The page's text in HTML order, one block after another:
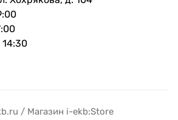
изображения благодаря
4K при 30 Гц.
совместимость с
передача данных с
/ Магазин i-ekb:Store